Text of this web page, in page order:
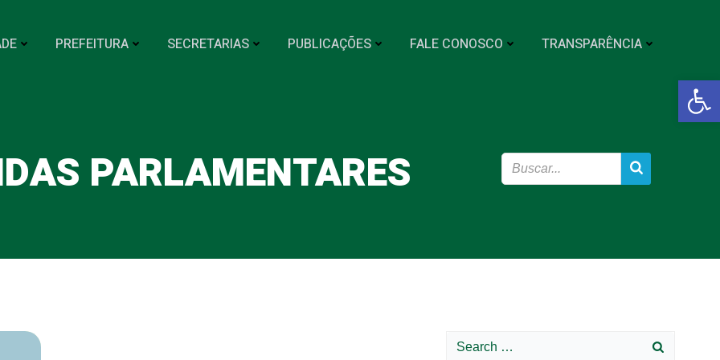
Abrir
PREFEITURA SECRETARIAS PUBLICAÇÕES FALE CONOSCO TRANSPARÊNCIA
PARLAMENTARES
Search